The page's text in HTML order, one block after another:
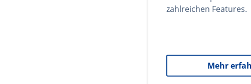
zahlreichen Features.
Mehr